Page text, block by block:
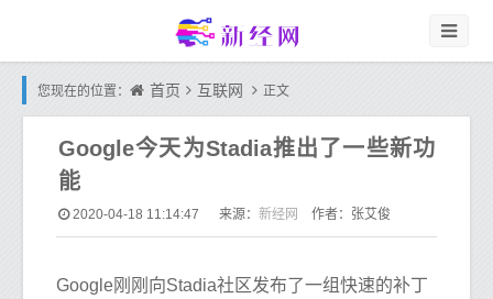
您现在的位置： 首页 互联网 正文
Google今天为Stadia推出了一些新功
能
2020-04-18 11:14:47 来源： 新经网 作者：张艾俊
Google刚刚向Stadia社区发布了一组快速的补丁